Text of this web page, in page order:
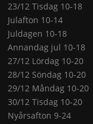
23/12 Tisdag 10-18
Julafton 10-14
Juldagen 10-18
Annandag jul 10-18
27/12 Lördag 10-20
28/12 Söndag 10-20
29/12 Måndag 10-20
30/12 Tisdag 10-20
Nyårsafton 9-24